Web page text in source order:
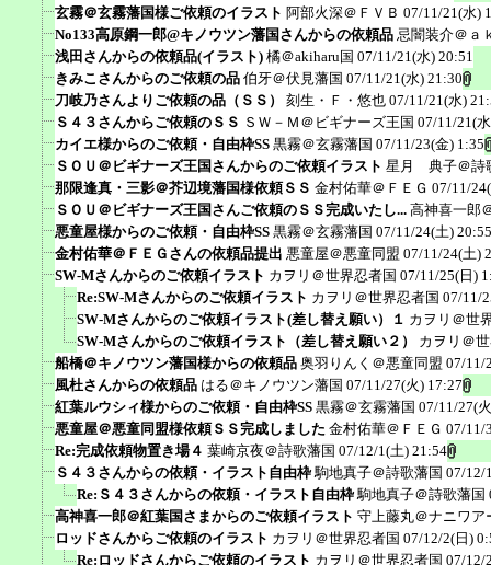
玄霧＠玄霧藩国様ご依頼のイラスト 阿部火深＠ＦＶＢ 07/11/21(水)
No133高原鋼一郎@キノウツン藩国さんからの依頼品 忌闇装介＠ａ
浅田さんからの依頼品(イラスト) 橘＠akiharu国 07/11/21(水) 20:51
きみこさんからのご依頼の品 伯牙＠伏見藩国 07/11/21(水) 21:30
刀岐乃さんよりご依頼の品（ＳＳ）
刻生・Ｆ・悠也 07/11/21(水)
Ｓ４３さんからご依頼のＳＳ ＳＷ－Ｍ＠ビギナーズ王国 07/11/21(
カイエ様からのご依頼・自由枠SS 黒霧＠玄霧藩国 07/11/23(金) 1:35
ＳＯＵ＠ビギナーズ王国さんからのご依頼イラスト 星月 典子＠詩
那限逢真・三影＠芥辺境藩国様依頼ＳＳ 金村佑華＠ＦＥＧ 07/11/
ＳＯＵ＠ビギナーズ王国さんご依頼のＳＳ完成いたし... 高神喜一郎
悪童屋様からのご依頼・自由枠SS 黒霧＠玄霧藩国 07/11/24(土) 20:55
金村佑華＠ＦＥＧさんの依頼品提出 悪童屋＠悪童同盟 07/11/24(土)
SW-Mさんからのご依頼イラスト カヲリ＠世界忍者国 07/11/25(日)
Re:SW-Mさんからのご依頼イラスト カヲリ＠世界忍者国 07/11/
SW-Mさんからのご依頼イラスト(差し替え願い）１ カヲリ＠世
SW-Mさんからのご依頼イラスト（差し替え願い２）
カヲリ＠
船橋＠キノウツン藩国様からの依頼品 奥羽りんく＠悪童同盟 07/11/
風杜さんからの依頼品 はる＠キノウツン藩国 07/11/27(火) 17:27
紅葉ルウシィ様からのご依頼・自由枠SS 黒霧＠玄霧藩国 07/11/27(
悪童屋＠悪童同盟様依頼ＳＳ完成しました 金村佑華＠ＦＥＧ 07/11/
Re:完成依頼物置き場４ 葉崎京夜＠詩歌藩国 07/12/1(土) 21:54
Ｓ４３さんからの依頼・イラスト自由枠 駒地真子＠詩歌藩国 07/12/
Re:Ｓ４３さんからの依頼・イラスト自由枠 駒地真子＠詩歌藩国
高神喜一郎＠紅葉国さまからのご依頼イラスト 守上藤丸＠ナニワア
ロッドさんからご依頼のイラスト カヲリ＠世界忍者国 07/12/2(日)
Re:ロッドさんからご依頼のイラスト カヲリ＠世界忍者国 07/12/